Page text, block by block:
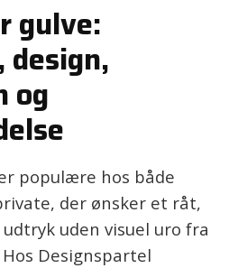
gulve:
og
populære hos både
der ønsker et råt,
uden visuel uro fra
Designspartel